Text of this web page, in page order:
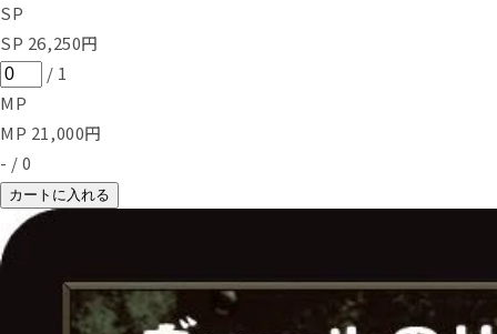
SP
SP 26,250円
/ 1
MP
MP 21,000円
- / 0
カートに入れる